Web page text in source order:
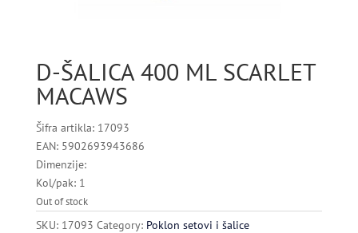
D-ŠALICA 400 ML SCARLET
MACAWS
Šifra artikla: 17093
EAN: 5902693943686
Dimenzije:
Kol/pak: 1
Out of stock
SKU: 17093 Category: Poklon setovi i šalice